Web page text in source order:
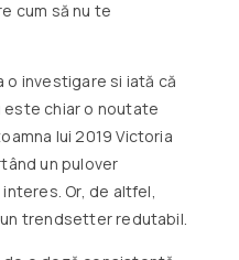
cum să nu te
o investigare si iată că
este chiar o noutate
lui 2019 Victoria
un pulover
Or, de altfel,
trendsetter redutabil.